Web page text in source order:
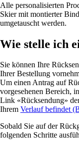
Alle personalisierten
Skier mit montierter
umgetauscht werden.
Wie stelle ich
Sie können Ihre
Ihrer Bestellung
Um einen Antrag auf
vorgesehenen Bereich,
Link «Rücksendung»
Ihrem Verlauf befindet
Sobald Sie auf der
folgenden Schritte